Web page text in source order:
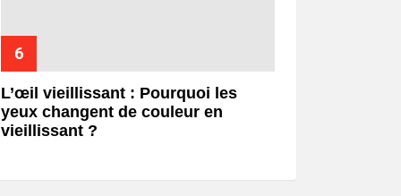
L’œil vieillissant : Pourquoi les
yeux changent de couleur en
vieillissant ?